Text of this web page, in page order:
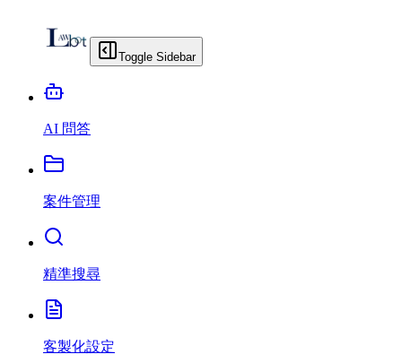
Toggle Sidebar
AI 問答
案件管理
精準搜尋
客製化設定